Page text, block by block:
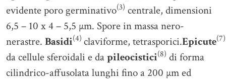
evidente poro germinativo(3) centrale, dimensioni
6,5 – 10 x 4 – 5,5 µm. Spore in massa nero-
nerastre. Basidi(4) claviforme, tetrasporici.Epicute(7)
da cellule sferoidali e dapileocistici(8) di forma
cilindrico-affusolata lunghi fino a 200 µm ed